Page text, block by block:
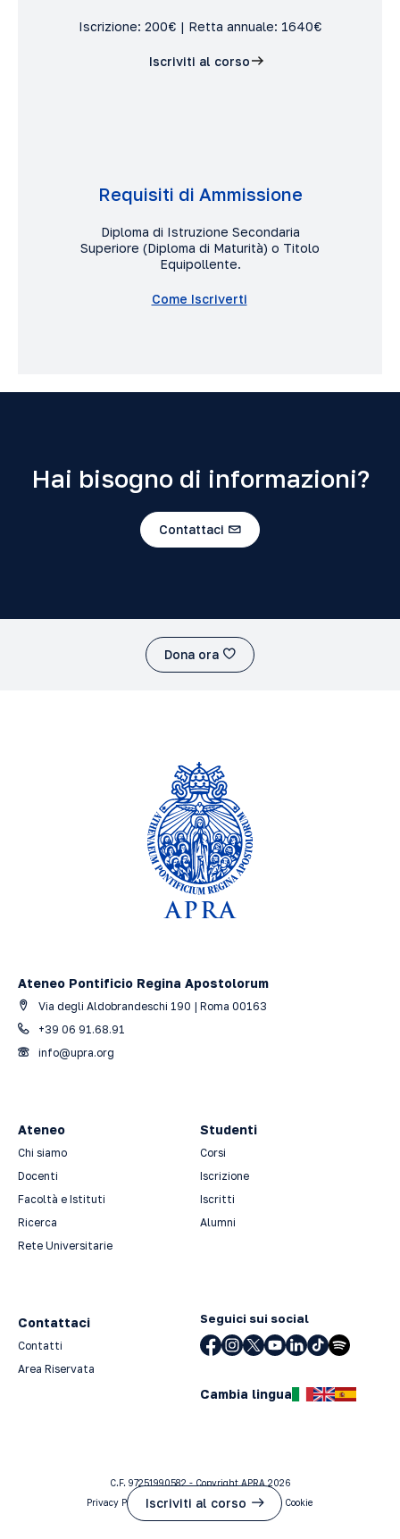
Iscrizione: 200€ | Retta annuale: 1640€
Iscriviti al corso
Requisiti di Ammissione
Diploma di Istruzione Secondaria
Superiore (Diploma di Maturità) o Titolo
Equipollente.
Come Iscriverti
Iscriviti al corso
Hai bisogno di informazioni?
Contattaci
Dona ora
Ateneo Pontificio Regina Apostolorum
Via degli Aldobrandeschi 190 | Roma 00163
+39 06 91.68.91
info@upra.org
Ateneo
Chi siamo
Docenti
Facoltà e Istituti
Ricerca
Rete Universitarie
Studenti
Corsi
Iscrizione
Iscritti
Alumni
Contattaci
Contatti
Area Riservata
Seguici sui social
Cambia lingua
C.F. 97251990582 - Copyright APRA 2026
Privacy Policy
Cookie Policy Preferenze Cookie